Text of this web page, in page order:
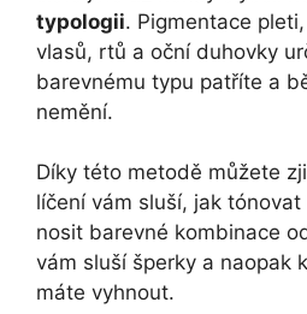
typologii. Pigmentace
vlasů, rtů a oční duhovky
barevnému typu patříte a
nemění.
Díky této metodě můžete
líčení vám sluší, jak
nosit barevné kombinace
vám sluší šperky a naopak
máte vyhnout.